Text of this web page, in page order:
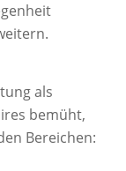
als
bemüht,
Bereichen: